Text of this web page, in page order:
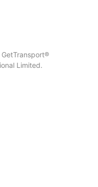
Limited.